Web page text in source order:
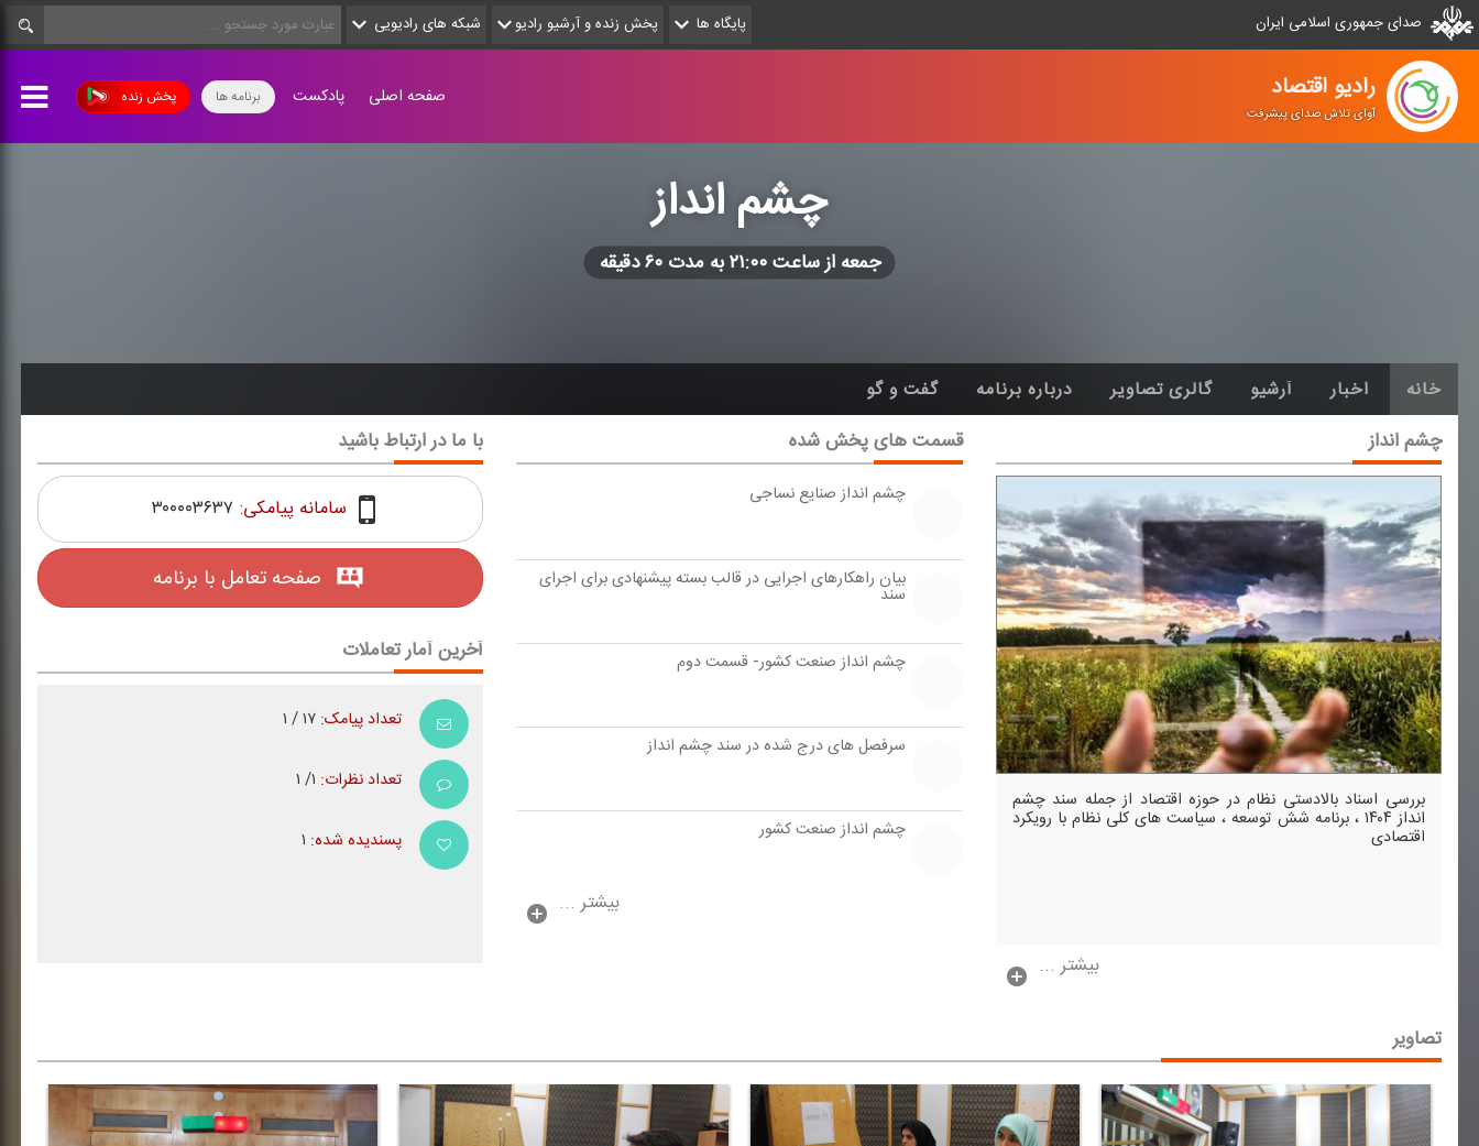
صدای جمهوری اسلامی ایران پایگاه ها پخش زنده و آرشیو رادیو شبکه های رادیویی
رادیو اقتصاد
آوای تلاش صدای پیشرفت
پخش زنده برنامه ها صفحه اصلی پادکست
چشم انداز
جمعه از ساعت ۲۱:۰۰ به مدت ۶۰ دقیقه
خانه اخبار آرشیو گالری تصاویر درباره برنامه گفت و گو
چشم انداز
بررسی اسناد بالادستی نظام در حوزه اقتصاد از جمله سند چشم
انداز ۱۴۰۴ ، برنامه شش توسعه ، سیاست های كلی نظام با رویكرد
اقتصادی
بیشتر ...
قسمت های پخش شده
چشم انداز صنایع نساجی
بیان راهكارهای اجرایی در قالب بسته پیشنهادی برای اجرای
سند
چشم انداز صنعت كشور- قسمت دوم
سرفصل های درج شده در سند چشم انداز
چشم انداز صنعت كشور
بیشتر ...
با ما در ارتباط باشید
سامانه پیامکی: ۳۰۰۰۰۳۶۳۷
صفحه تعامل با برنامه
آخرین آمار تعاملات
تعداد پیامک:
تعداد نظرات:
پسندیده شده:
تصاویر